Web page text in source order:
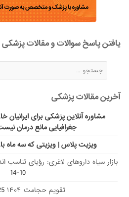
یافتن پاسخ سوالات و مقالات پزشکی
آخرین مقالات پزشکی
مشاوره آنلاین پزشکی برای ایرانیان
جغرافیایی مانع درمان
ویزیت پلاس | ویزیتی که سه ماه
بازار سیاه داروهای لاغری: رؤیای تناسب
10-14
تقویم حجامت ۱۴۰۴